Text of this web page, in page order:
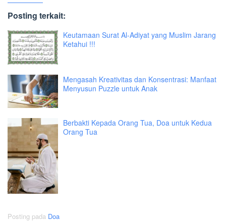
Posting terkait:
Keutamaan Surat Al-Adiyat yang Muslim Jarang
Ketahui !!!
Mengasah Kreativitas dan Konsentrasi: Manfaat
Menyusun Puzzle untuk Anak
Berbakti Kepada Orang Tua, Doa untuk Kedua
Orang Tua
Posting pada Doa